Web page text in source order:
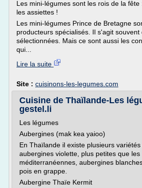
Les mini-légumes sont les rois de la fête
les assiettes !
Les mini-légumes Prince de Bretagne
producteurs spécialisés. Il s'agit souvent
sélectionnées. Mais ce sont aussi les
qui...
Lire la suite
Site : cuisinons-les-legumes.com
Cuisine de Thaïlande-Les
gestel.li
Les légumes
Aubergines (mak kea yaioo)
En Thaïlande il existe plusieurs
aubergines violette, plus petites que les
méditerranéennes, aubergines
pois en grappe.
Aubergine Thaïe Kermit